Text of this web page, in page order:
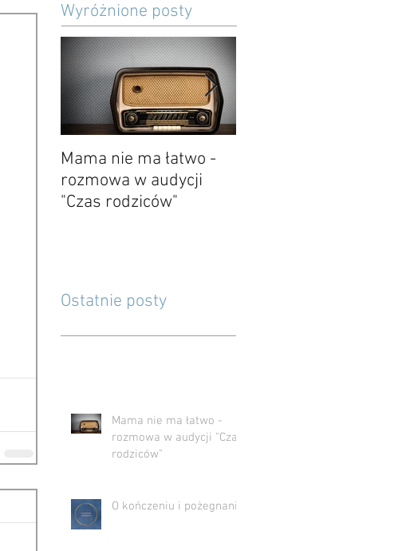
Wyróżnione posty
Mama nie ma łatwo -
rozmowa w audycji
"Czas rodziców"
Ostatnie posty
Mama nie ma łatwo -
rozmowa w audycji "Czas
rodziców"
O kończeniu i pożegnaniu